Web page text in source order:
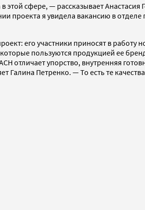
сфере, — рассказывает
проекта я увидела вакансию в
его участники приносят в работу
пользуются продукцией ее
отличает упорство, внутренняя
Петренко. — То есть те